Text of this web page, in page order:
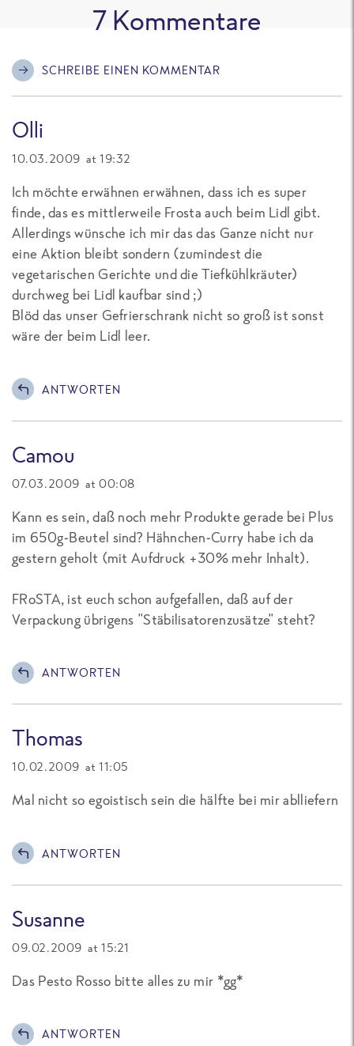
7Kommentare
SCHREIBE EINEN KOMMENTAR
Olli
10.03.2009 at 19:32
Ich möchte erwähnen erwähnen, dass ich es super
finde, das es mittlerweile Frosta auch beim Lidl gibt.
Allerdings wünsche ich mir das das Ganze nicht nur
eine Aktion bleibt sondern (zumindest die
vegetarischen Gerichte und die Tiefkühlkräuter)
durchweg bei Lidl kaufbar sind ;)
Blöd das unser Gefrierschrank nicht so groß ist sonst
wäre der beim Lidl leer.
ANTWORTEN
Camou
07.03.2009 at 00:08
Kann es sein, daß noch mehr Produkte gerade bei Plus
im 650g-Beutel sind? Hähnchen-Curry habe ich da
gestern geholt (mit Aufdruck +30% mehr Inhalt).
FRoSTA, ist euch schon aufgefallen, daß auf der
Verpackung übrigens "Stäbilisatorenzusätze" steht?
ANTWORTEN
Thomas
10.02.2009 at 11:05
Mal nicht so egoistisch sein die hälfte bei mir ablliefern
ANTWORTEN
Susanne
09.02.2009 at 15:21
Das Pesto Rosso bitte alles zu mir *gg*
ANTWORTEN